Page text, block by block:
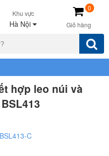
Khu vực
Hà Nội Giỏ hàng
0
hợp leo núi và
BSL413-C